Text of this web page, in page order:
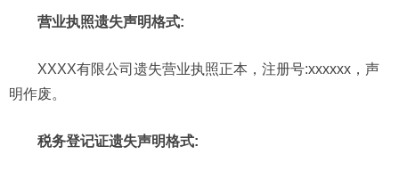
营业执照遗失声明格式:
XXXX有限公司遗失营业执照正本，注册号:xxxxxx，声
明作废。
税务登记证遗失声明格式: